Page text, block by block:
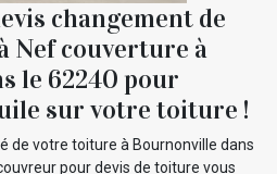
changement de
Nef couverture à
le 62240 pour
sur votre toiture !
de votre toiture à Bournonville dans
pour devis de toiture vous